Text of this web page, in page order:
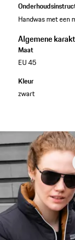
Handwas met een
Algemene
Maat
EU 45
Kleur
zwart